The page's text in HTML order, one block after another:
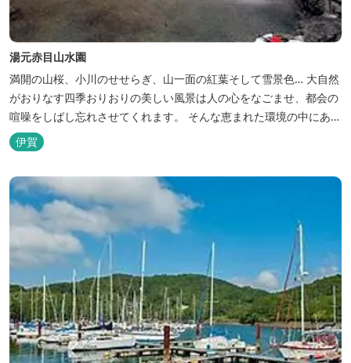
湯元赤目山水園
満開の山桜、小川のせせらぎ、山一面の紅葉そして雪景色… 大自然
がおりなす四季おりおりの美しい風景は人の心をなごませ、都会の
喧噪をしばし忘れさせてくれます。 そんな恵まれた環境の中にあ
る、純和風造りの閑静なたたずまい …それが赤目山水園です。 ま
た、赤目山水園の園内からこんこんと湧き出る天然温泉「赤目温泉
山の湯」は、肌にやさしい美人と健康の湯として大勢のお客様に喜
んでいただいておりま...
伊賀